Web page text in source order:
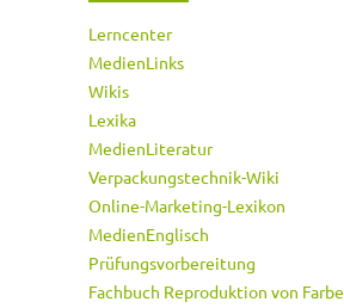
Lerncenter
MedienLinks
Wikis
Lexika
MedienLiteratur
Verpackungstechnik-Wiki
Online-Marketing-Lexikon
MedienEnglisch
Prüfungsvorbereitung
Fachbuch Reproduktion von Farbe